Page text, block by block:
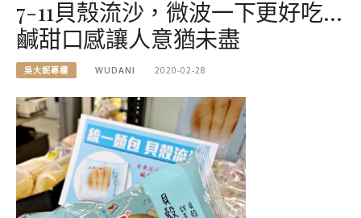
7-11貝殼流沙，微波一下更好吃…
鹹甜口感讓人意猶未盡
吳大妮專欄 WUDANI 2020-02-28